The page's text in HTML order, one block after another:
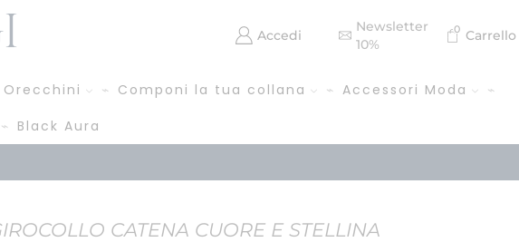
Accedi
Newsletter
10%
0 Carrello
Orecchini Componi la tua collana
Accessori Moda
Black Aura
CATENA CUORE E STELLINA